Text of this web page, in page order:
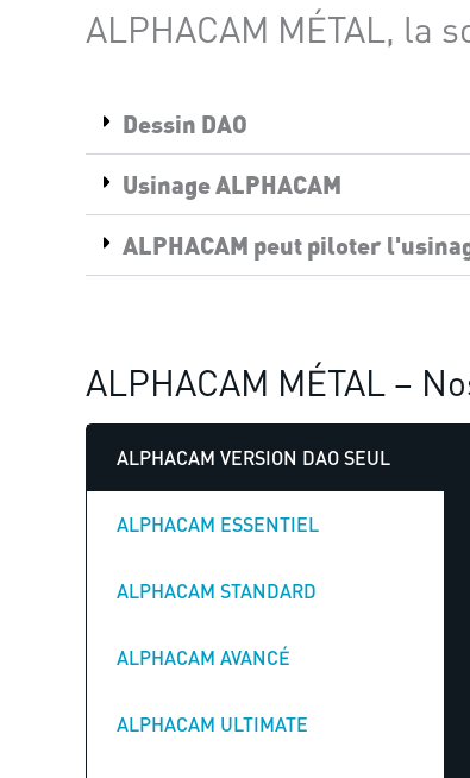
ALPHACAM MÉTAL, la
Dessin DAO
Usinage ALPHACAM
ALPHACAM peut piloter
ALPHACAM MÉTAL –
ALPHACAM VERSION DAO SEUL
ALPHACAM ESSENTIEL
ALPHACAM STANDARD
ALPHACAM AVANCÉ
ALPHACAM ULTIMATE